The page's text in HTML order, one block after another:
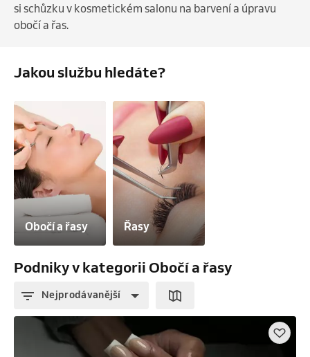
si schůzku v kosmetickém salonu na barvení a úpravu
obočí a řas.
Jakou službu hledáte?
Obočí a řasy Řasy
Podniky v kategorii Obočí a řasy
Nejprodávanější